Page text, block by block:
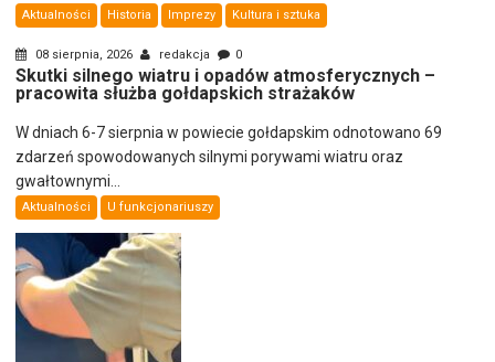
Aktualności Historia Imprezy Kultura i sztuka
08 sierpnia, 2026 redakcja 0
Skutki silnego wiatru i opadów atmosferycznych –
pracowita służba gołdapskich strażaków
W dniach 6-7 sierpnia w powiecie gołdapskim odnotowano 69
zdarzeń spowodowanych silnymi porywami wiatru oraz
gwałtownymi...
Aktualności U funkcjonariuszy